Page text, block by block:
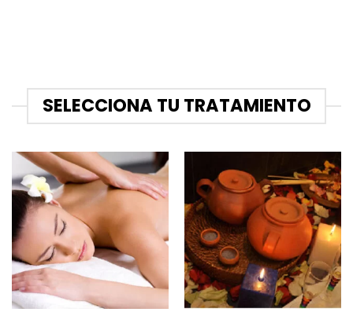
SELECCIONA TU TRATAMIENTO